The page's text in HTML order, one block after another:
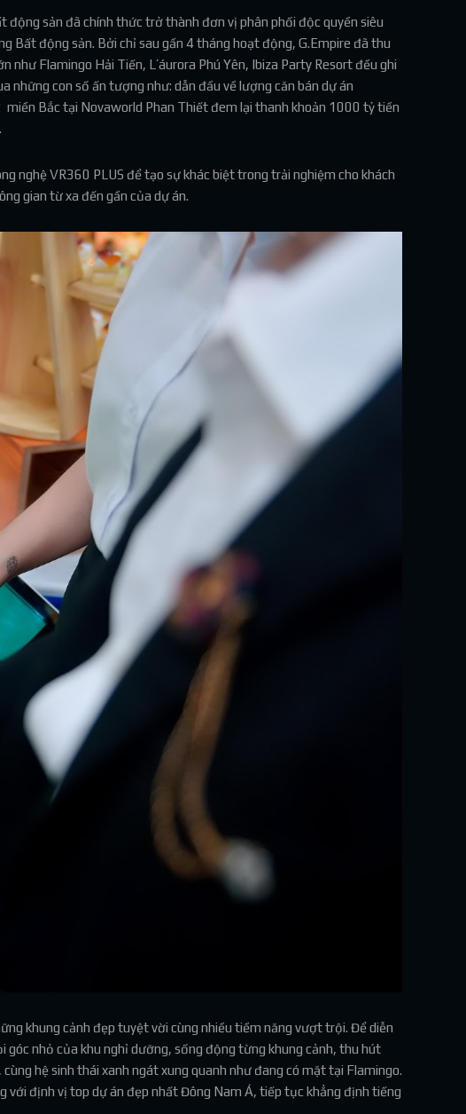
sản đã chính thức trở thành đơn vị phân phối độc quyền siêu
Bất động sản. Bởi chỉ sau gần 4 tháng hoạt động, G.Empire đã thu
Flamingo Hải Tiến, L’áurora Phú Yên, Ibiza Party Resort đều ghi
những con số ấn tượng như: dẫn đầu về lượng căn bán dự án
miền Bắc tại Novaworld Phan Thiết đem lại thanh khoản 1000 tỷ tiền
nghệ VR360 PLUS để tạo sự khác biệt trong trải nghiệm cho khách
gian từ xa đến gần của dự án.
khung cảnh đẹp tuyệt vời cùng nhiều tiềm năng vượt trội. Để diễn
nhỏ của khu nghỉ dưỡng, sống động từng khung cảnh, thu hút
hệ sinh thái xanh ngát xung quanh như đang có mặt tại Flamingo.
với định vị top dự án đẹp nhất Đông Nam Á, tiếp tục khẳng định tiếng